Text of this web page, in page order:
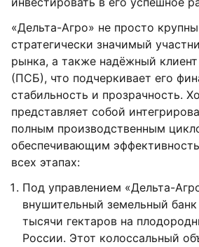
«Дельта-Агро» не просто
стратегически значимый
рынка, а также надёжный
(ПСБ), что подчеркивает его
стабильность и прозрачность.
представляет собой
полным производственным
обеспечивающим
всех этапах:
Под управлением «Дельта-
внушительный земельный
тысячи гектаров на
России. Этот колоссальный